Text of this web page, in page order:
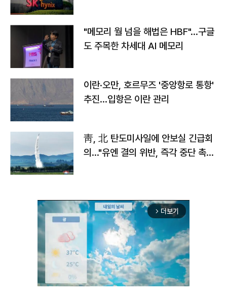
"메모리 월 넘을 해법은 HBF"…구글
도 주목한 차세대 AI 메모리
이란·오만, 호르무즈 '중앙항로 통항'
추진…입항은 이란 관리
靑, 北 탄도미사일에 안보실 긴급회
의…"유엔 결의 위반, 즉각 중단 촉
arrow_forward_ios 더보기